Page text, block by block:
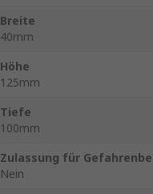
Breite
40mm
Höhe
125mm
Tiefe
100mm
Zulassung für
Nein